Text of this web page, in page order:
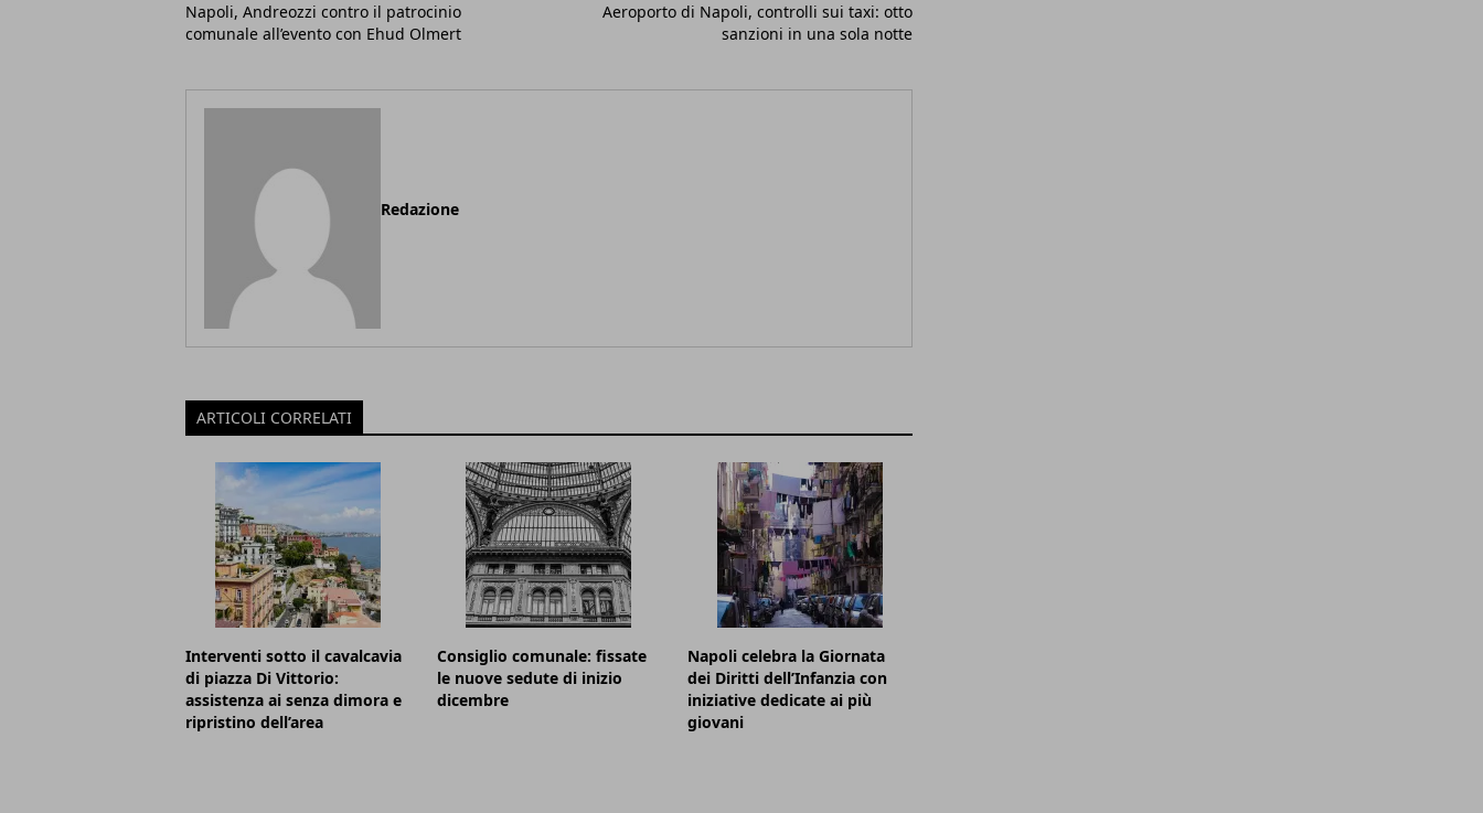
Napoli, Andreozzi contro il patrocinio
comunale all’evento con Ehud Olmert
Aeroporto di Napoli, controlli sui taxi: otto
sanzioni in una sola notte
Redazione
ARTICOLI CORRELATI
Interventi sotto il cavalcavia
di piazza Di Vittorio:
assistenza ai senza dimora e
ripristino dell’area
Consiglio comunale: fissate
le nuove sedute di inizio
dicembre
Napoli celebra la Giornata
dei Diritti dell’Infanzia con
iniziative dedicate ai più
giovani